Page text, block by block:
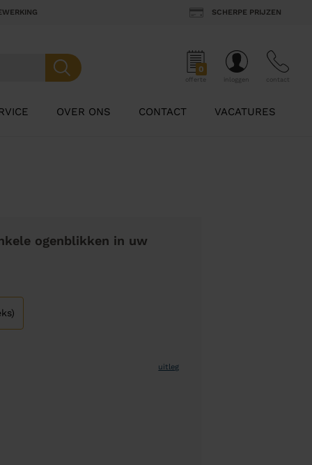
SCHERPE PRIJZEN
0
offerte inloggen contact
OVER ONS CONTACT VACATURES
ogenblikken in uw
uitleg